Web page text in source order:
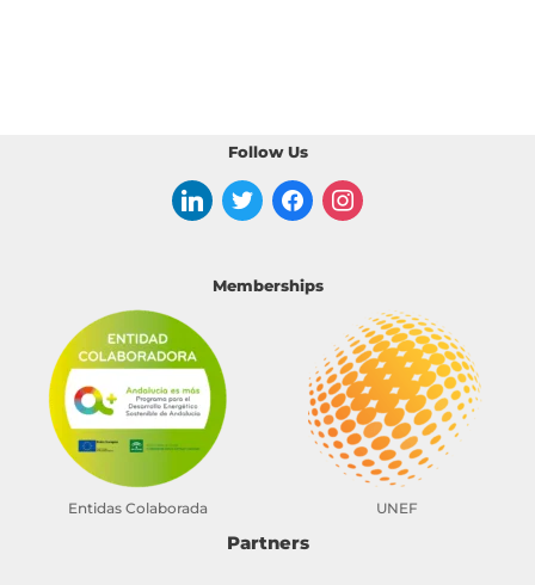
Follow Us
Memberships
Entidas Colaborada UNEF
Partners